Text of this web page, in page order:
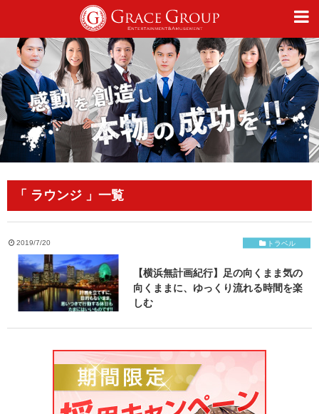
「 ラウンジ 」一覧
2019/7/20 トラベル
【横浜無計画紀行】足の向くまま気の
向くままに、ゆっくり流れる時間を楽
しむ
仕事
趣味
オフィシャルサイト